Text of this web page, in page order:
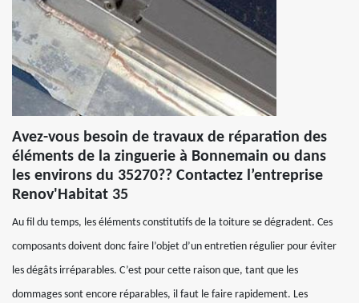
Avez-vous besoin de travaux de réparation des
éléments de la zinguerie à Bonnemain ou dans
les environs du 35270?? Contactez l’entreprise
Renov'Habitat 35
Au fil du temps, les éléments constitutifs de la toiture se dégradent. Ces
composants doivent donc faire l’objet d’un entretien régulier pour éviter
les dégâts irréparables. C’est pour cette raison que, tant que les
dommages sont encore réparables, il faut le faire rapidement. Les